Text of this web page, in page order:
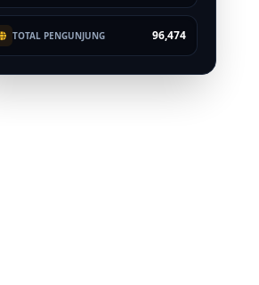
TOTAL PENGUNJUNG 96,474